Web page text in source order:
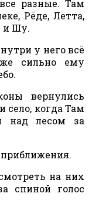
разные. Там
Рёде, Летта,
и Шу.
у него всё
сильно ему
вернулись
село, когда Там
над лесом за
на них
спиной голос